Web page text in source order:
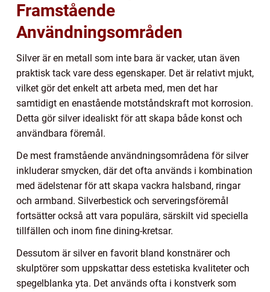
Framstående
Användningsområden
Silver är en metall som inte bara är vacker, utan även
praktisk tack vare dess egenskaper. Det är relativt mjukt,
vilket gör det enkelt att arbeta med, men det har
samtidigt en enastående motståndskraft mot korrosion.
Detta gör silver idealiskt för att skapa både konst och
användbara föremål.
De mest framstående användningsområdena för silver
inkluderar smycken, där det ofta används i kombination
med ädelstenar för att skapa vackra halsband, ringar
och armband. Silverbestick och serveringsföremål
fortsätter också att vara populära, särskilt vid speciella
tillfällen och inom fine dining-kretsar.
Dessutom är silver en favorit bland konstnärer och
skulptörer som uppskattar dess estetiska kvaliteter och
spegelblanka yta. Det används ofta i konstverk som